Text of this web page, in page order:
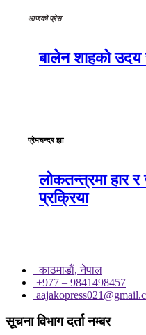
आजको प्रेस
बालेन शाहको उदय
प्रेमचन्द्र झा
लोकतन्त्रमा हार
प्रक्रिया
काठमाडाैं, नेपाल
+977 – 9841498457
सूचना विभाग दर्ता नम्बर